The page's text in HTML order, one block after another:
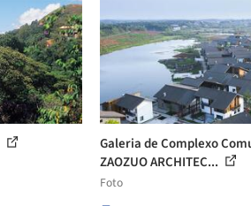
Galeria de Complexo
ZAOZUO ARCHITEC...
Foto